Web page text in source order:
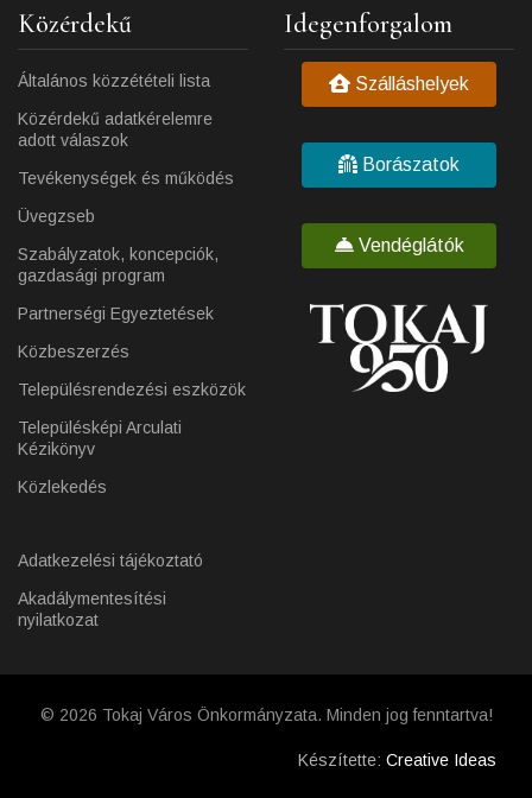
Közérdekű
Általános közzétételi lista
Közérdekű adatkérelemre
adott válaszok
Tevékenységek és működés
Üvegzseb
Szabályzatok, koncepciók,
gazdasági program
Partnerségi Egyeztetések
Közbeszerzés
Településrendezési eszközök
Településképi Arculati
Kézikönyv
Közlekedés
Adatkezelési tájékoztató
Akadálymentesítési
nyilatkozat
Idegenforgalom
Szálláshelyek
Borászatok
Vendéglátók
© 2026 Tokaj Város Önkormányzata. Minden jog fenntartva!
Készítette: Creative Ideas